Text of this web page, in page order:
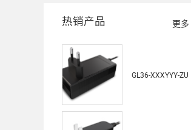
热销产品 更多
GL36-XXXYYY-ZU